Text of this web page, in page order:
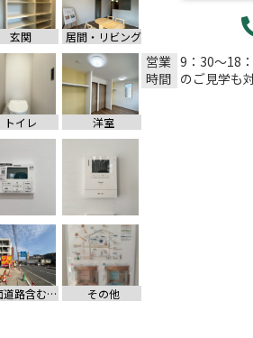
玄関 居間・リビング
トイレ 洋室
前面道路含む現地写真 その他
営業
時間
9：30～18
のご見学も